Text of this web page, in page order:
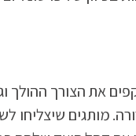
אלו בעיצוב לוגואים לשנת
מותגים שיצליחו